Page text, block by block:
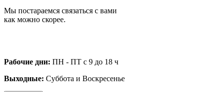
Мы постараемся связаться с вами
как можно скорее.
Рабочие дни: ПН - ПТ с 9 до 18 ч
Выходные: Суббота и Воскресенье